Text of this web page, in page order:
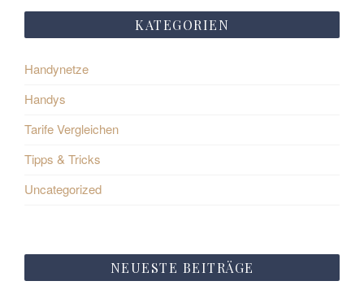
KATEGORIEN
Handynetze
Handys
Tarife Vergleichen
Tipps & Tricks
Uncategorized
NEUESTE BEITRÄGE